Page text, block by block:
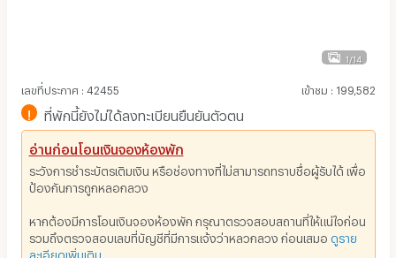
1/14
เลขที่ประกาศ : 42455 เข้าชม : 199,582
! ที่พักนี้ยังไม่ได้ลงทะเบียนยืนยันตัวตน
อ่านก่อนโอนเงินจองห้องพัก
ระวังการชำระบัตรเติมเงิน หรือช่องทางที่ไม่สามารถทราบชื่อผู้รับได้ เพื่อ
ป้องกันการถูกหลอกลวง
หากต้องมีการโอนเงินจองห้องพัก กรุณาตรวจสอบสถานที่ให้แน่ใจก่อน
รวมถึงตรวจสอบเลขที่บัญชีที่มีการแจ้งว่าหลวกลวง ก่อนเสมอ ดูราย
ละเอียดเพิ่มเติม